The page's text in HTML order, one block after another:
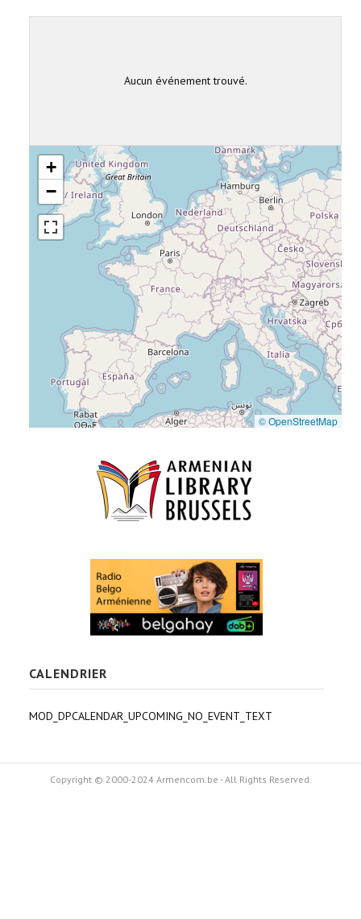
🔔 ELECTIONS 2026 🗳️
Aucun événement trouvé.
+
−
© OpenStreetMap
CALENDRIER
MOD_DPCALENDAR_UPCOMING_NO_EVENT_TEXT
Copyright © 2000-2024 Armencom.be - All Rights Reserved.